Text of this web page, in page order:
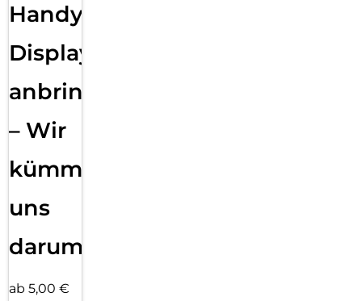
Handy
Displayfolie
anbringen
– Wir
kümmern
uns
darum!
ab 5,00 €